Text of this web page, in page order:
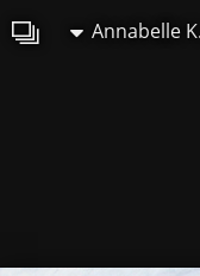
Annabelle Kozak